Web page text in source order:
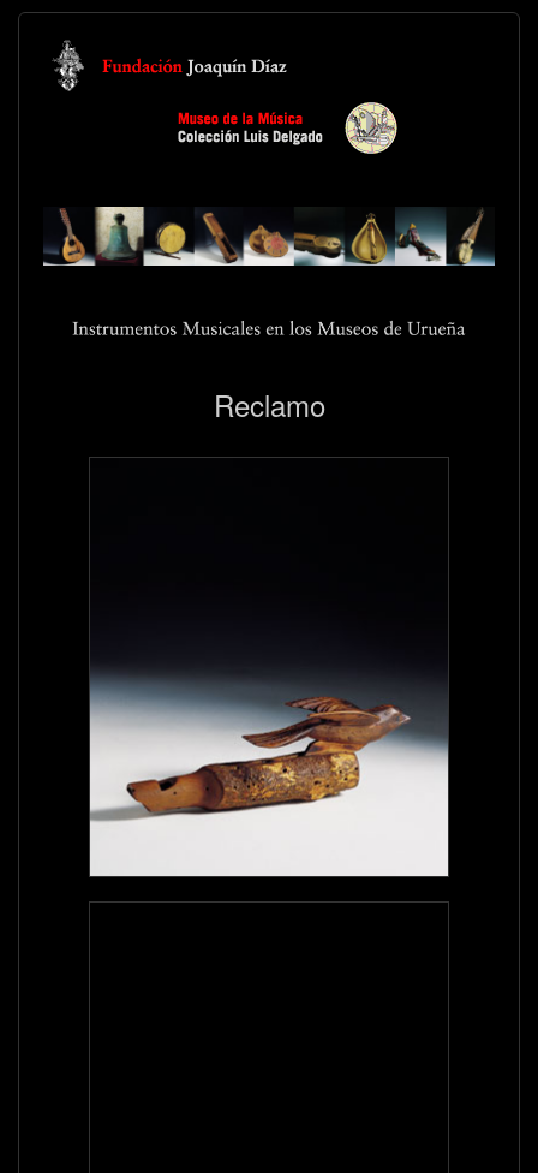
Reclamo